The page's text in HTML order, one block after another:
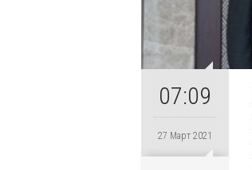
07:09
27 Март 2021